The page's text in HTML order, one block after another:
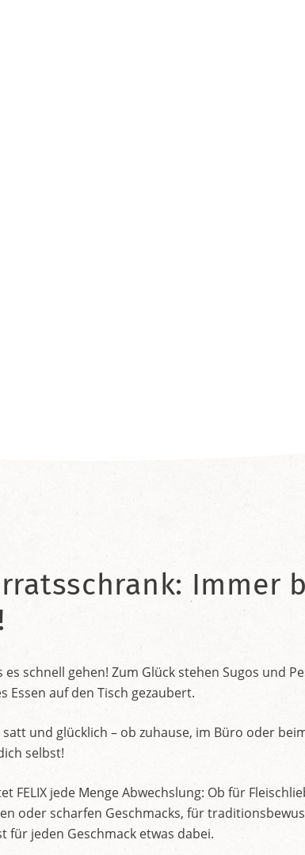
Immer
schnell gehen! Zum Glück stehen Sugos und
auf den Tisch gezaubert.
und glücklich – ob zuhause, im Büro oder
selbst!
FELIX jede Menge Abwechslung: Ob für
oder scharfen Geschmacks, für
für jeden Geschmack etwas dabei.